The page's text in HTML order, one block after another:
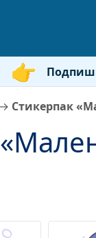
→ Стикерпак